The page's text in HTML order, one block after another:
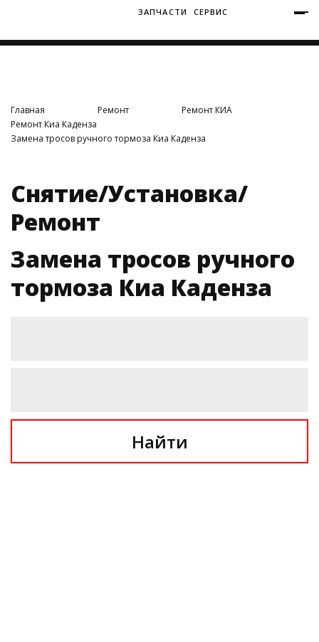
ЗАПЧАСТИ СЕРВИС
Главная Ремонт
Ремонт КИА
Ремонт Киа Каденза
Замена тросов ручного тормоза Киа Каденза
Снятие/Установка/
Ремонт
Замена тросов ручного
тормоза Киа Каденза
Найти